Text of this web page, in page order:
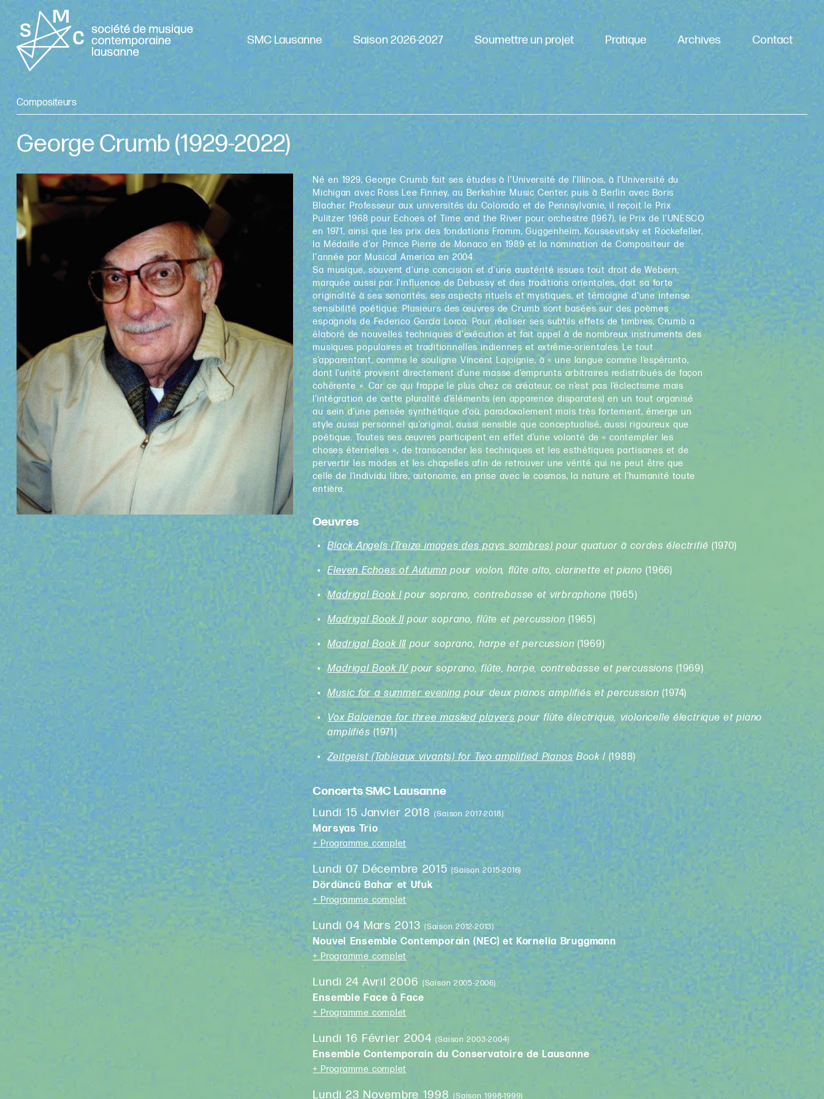
SMC Lausanne Saison 2026-2027 Soumettre un projet Pratique Archives Contact
Compositeurs
George Crumb(1929-2022)
Né en 1929, George Crumb fait ses études à l'Université de l'Illinois, à l'Université du
Michigan avec Ross Lee Finney, au Berkshire Music Center, puis à Berlin avec Boris
Blacher. Professeur aux universités du Colorado et de Pennsylvanie, il reçoit le Prix
Pulitzer 1968 pour Echoes of Time and the River pour orchestre (1967), le Prix de l'UNESCO
en 1971, ainsi que les prix des fondations Fromm, Guggenheim, Koussevitsky et Rockefeller,
la Médaille d'or Prince Pierre de Monaco en 1989 et la nomination de Compositeur de
l'année par Musical America en 2004.
Sa musique, souvent d'une concision et d'une austérité issues tout droit de Webern,
marquée aussi par l'influence de Debussy et des traditions orientales, doit sa forte
originalité à ses sonorités, ses aspects rituels et mystiques, et témoigne d'une intense
sensibilité poétique. Plusieurs des œuvres de Crumb sont basées sur des poèmes
espagnols de Federico García Lorca. Pour réaliser ses subtils effets de timbres, Crumb a
élaboré de nouvelles techniques d'exécution et fait appel à de nombreux instruments des
musiques populaires et traditionnelles indiennes et extrême-orientales. Le tout
s’apparentant, comme le souligne Vincent Lajoignie, à « une langue comme l’espéranto,
dont l’unité provient directement d’une masse d’emprunts arbitraires redistribués de façon
cohérente ». Car ce qui frappe le plus chez ce créateur, ce n’est pas l’éclectisme mais
l’intégration de cette pluralité d’éléments (en apparence disparates) en un tout organisé
au sein d’une pensée synthétique d’où, paradoxalement mais très fortement, émerge un
style aussi personnel qu’original, aussi sensible que conceptualisé, aussi rigoureux que
poétique. Toutes ses œuvres participent en effet d’une volonté de « contempler les
choses éternelles », de transcender les techniques et les esthétiques partisanes et de
pervertir les modes et les chapelles afin de retrouver une vérité qui ne peut être que
celle de l’individu libre, autonome, en prise avec le cosmos, la nature et l’humanité toute
entière.
Oeuvres
Black Angels (Treize images des pays sombres) pour quatuor à cordes électrifié (1970)
Eleven Echoes of Autumn pour violon, flûte alto, clarinette et piano(1966)
Madrigal Book Ipour soprano, contrebasse et virbraphone (1965)
Madrigal Book IIpour soprano, flûte et percussion(1965)
Madrigal Book III pour soprano, harpe et percussion (1969)
Madrigal Book IVpour soprano, flûte, harpe, contrebasse et percussions(1969)
Music for a summer evening pour deux pianos amplifiés et percussion(1974)
Vox Balaenae for three masked players pour flûte électrique, violoncelle électrique et piano
amplifiés(1971)
Zeitgeist (Tableaux vivants) for Two amplified Pianos Book I (1988)
Concerts SMC Lausanne
Lundi 15 Janvier 2018(Saison 2017-2018)
Marsyas Trio
+ Programme complet
Lundi 07 Décembre 2015(Saison 2015-2016)
Dördüncü Bahar et Ufuk
+ Programme complet
Lundi 04 Mars 2013(Saison 2012-2013)
Nouvel Ensemble Contemporain (NEC) et Kornelia Bruggmann
+ Programme complet
Lundi 24 Avril 2006 (Saison 2005-2006)
Ensemble Face à Face
+ Programme complet
Lundi 16 Février 2004(Saison 2003-2004)
Ensemble Contemporain du Conservatoire de Lausanne
+ Programme complet
Lundi 23 Novembre 1998(Saison 1998-1999)